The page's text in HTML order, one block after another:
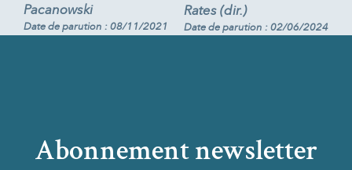
Pacanowski
Date de parution : 08/11/2021
Rates (dir.)
Date de parution : 02/06/2024
Abonnement newsletter